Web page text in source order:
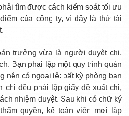
tìm được cách kiểm soát tối ưu
của công ty, vì đây là thứ tài
trưởng vừa là người duyệt chi,
Bạn phải lập một quy trình quản
nên có ngoại lệ: bất kỳ phòng ban
chi đều phải lập giấy đề xuất chi,
nhiệm duyệt. Sau khi có chữ ký
quyền, kế toán viên mới lập